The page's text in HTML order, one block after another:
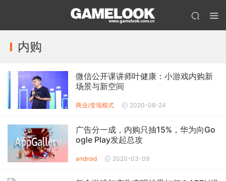
内购
微信公开课讲师叶健康：小游戏内购新
场景与新空间
商业/变现模式 2020-08-24
广告分一成，内购只抽15%，华为向Go
ogle Play发起总攻
android 2020-03-09